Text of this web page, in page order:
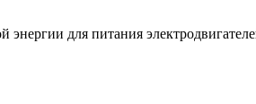
энергии для питания